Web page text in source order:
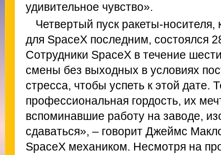
удивительное чувство».
Четвертый пуск ракеты-носителя,
для SpaceX последним, состоялся
Сотрудники SpaceX в течение
смены без выходных в условиях
стресса, чтобы успеть к этой дате.
профессиональная гордость, их
вспоминавшие работу на заводе,
сдаваться», – говорит Джеймс
SpaceX механиком. Несмотря на